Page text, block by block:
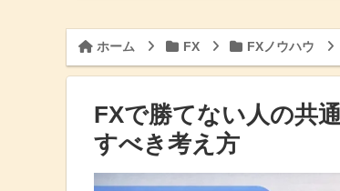
ホーム FX FXノウハウ
FXで勝てない人の共
すべき考え方